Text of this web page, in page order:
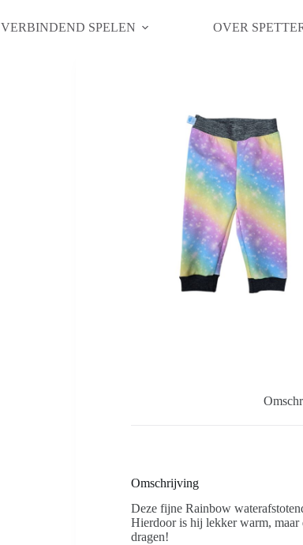
VERBINDEND SPELEN OVER
Omschrijving
Deze fijne Rainbow
Hierdoor is hij lekker warm, maar
dragen!